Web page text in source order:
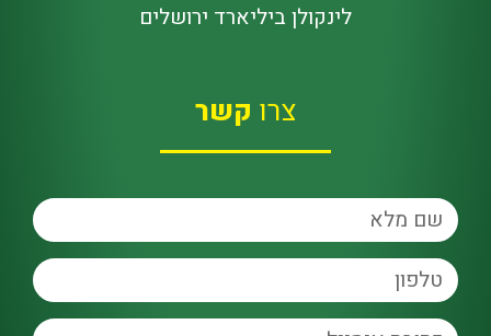
לינקולן ביליארד ירושלים
צרו קשר